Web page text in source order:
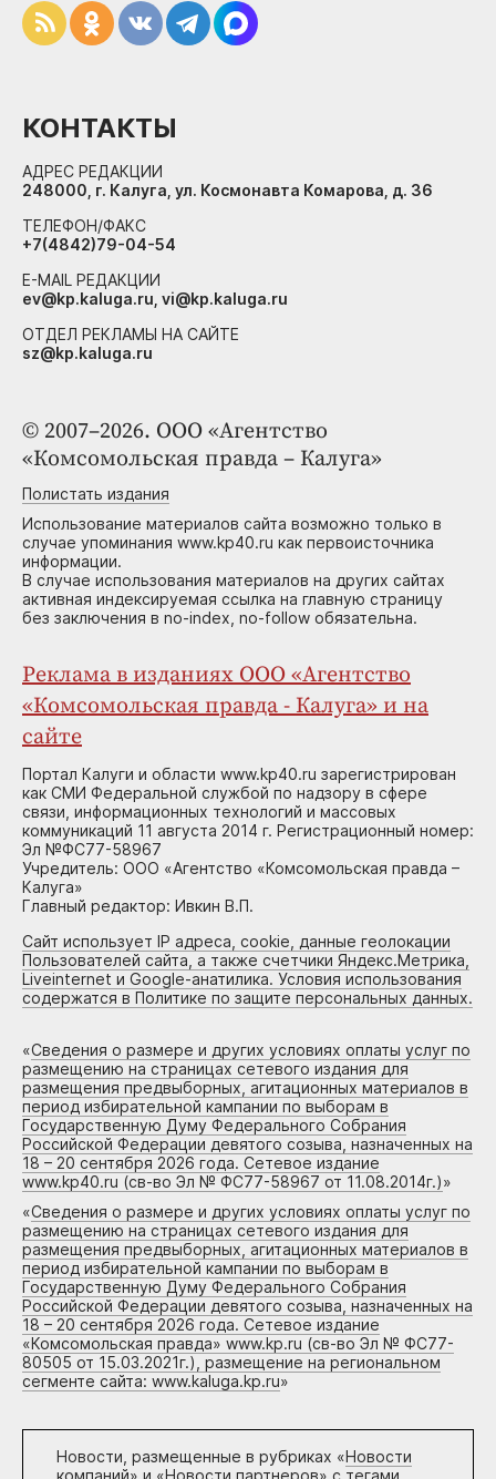
© 2007–2026. ООО «Агентство
«Комсомольская правда – Калуга»
Полистать издания
Использование материалов сайта возможно только в
случае упоминания www.kp40.ru как первоисточника
информации.
В случае использования материалов на других сайтах
активная индексируемая ссылка на главную страницу
без заключения в no-index, no-follow обязательна.
Реклама в изданиях ООО «Агентство
«Комсомольская правда - Калуга» и на
сайте
Портал Калуги и области www.kp40.ru зарегистрирован
как СМИ Федеральной службой по надзору в сфере
связи, информационных технологий и массовых
коммуникаций 11 августа 2014 г. Регистрационный номер:
Эл №ФС77-58967
Учредитель: ООО «Агентство «Комсомольская правда –
Калуга»
Главный редактор: Ивкин В.П.
Сайт использует IP адреса, cookie, данные геолокации
Пользователей сайта, а также счетчики Яндекс.Метрика,
Liveinternet и Google-анатилика. Условия использования
содержатся в Политике по защите персональных данных.
«Сведения о размере и других условиях оплаты услуг по
размещению на страницах сетевого издания для
размещения предвыборных, агитационных материалов в
период избирательной кампании по выборам в
Государственную Думу Федерального Собрания
Российской Федерации девятого созыва, назначенных на
18 – 20 сентября 2026 года. Сетевое издание
www.kp40.ru (св-во Эл № ФС77-58967 от 11.08.2014г.)»
«Сведения о размере и других условиях оплаты услуг по
размещению на страницах сетевого издания для
размещения предвыборных, агитационных материалов в
период избирательной кампании по выборам в
Государственную Думу Федерального Собрания
Российской Федерации девятого созыва, назначенных на
18 – 20 сентября 2026 года. Сетевое издание
«Комсомольская правда» www.kp.ru (св-во Эл № ФС77-
80505 от 15.03.2021г.), размещение на региональном
сегменте сайта: www.kaluga.kp.ru»
Новости, размещенные в рубриках «Новости
компаний» и «Новости партнеров» с тегами
КОНТАКТЫ
АДРЕС РЕДАКЦИИ
248000, г. Калуга, ул. Космонавта Комарова, д. 36
ТЕЛЕФОН/ФАКС
+7(4842)79-04-54
E-MAIL РЕДАКЦИИ
ev@kp.kaluga.ru, vi@kp.kaluga.ru
ОТДЕЛ РЕКЛАМЫ НА САЙТЕ
sz@kp.kaluga.ru